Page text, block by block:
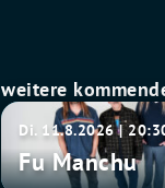
weitere
Fu
Manchu
Di. 11.8.2026 |
Fu Manchu